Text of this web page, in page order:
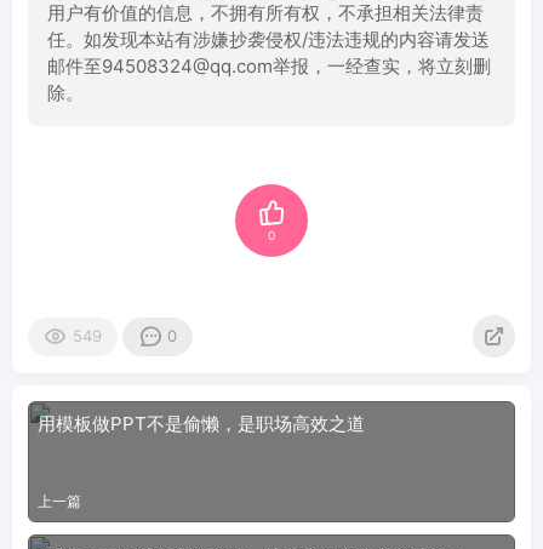
用户有价值的信息，不拥有所有权，不承担相关法律责
任。如发现本站有涉嫌抄袭侵权/违法违规的内容请发送
邮件至94508324@qq.com举报，一经查实，将立刻删
除。
0
549 0
用模板做PPT不是偷懒，是职场高效之道
上一篇